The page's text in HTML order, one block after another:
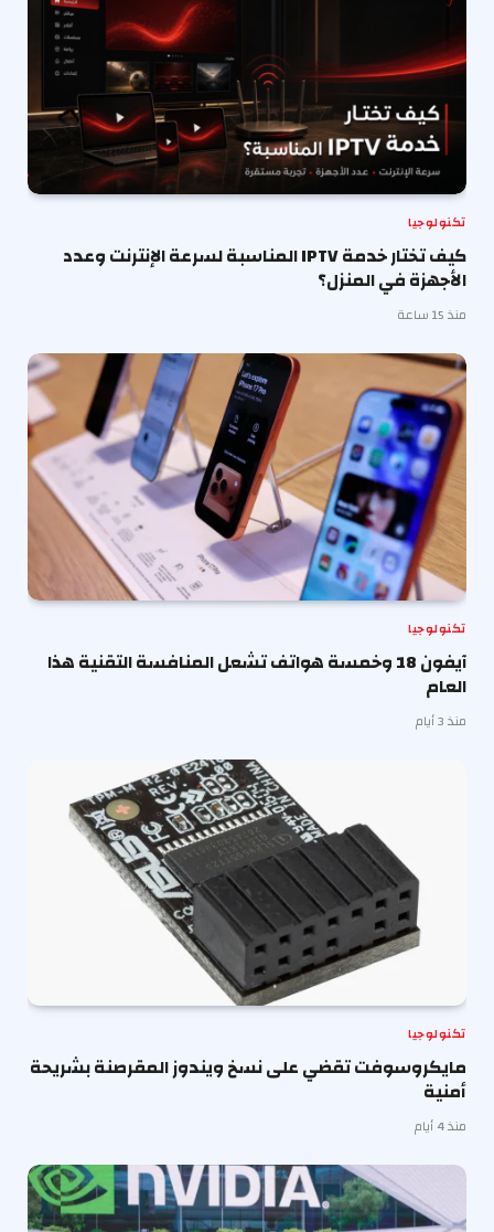
تكنولوجيا
كيف تختار خدمة IPTV المناسبة لسرعة الإنترنت وعدد
الأجهزة في المنزل؟
منذ 15 ساعة
تكنولوجيا
آيفون 18 وخمسة هواتف تشعل المنافسة التقنية هذا
العام
منذ 3 أيام
تكنولوجيا
مايكروسوفت تقضي على نسخ ويندوز المقرصنة بشريحة
أمنية
منذ 4 أيام